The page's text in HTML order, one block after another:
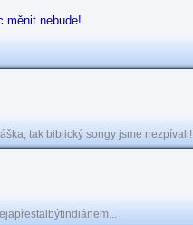
měnit nebude!
tak biblický songy jsme nezpívali!